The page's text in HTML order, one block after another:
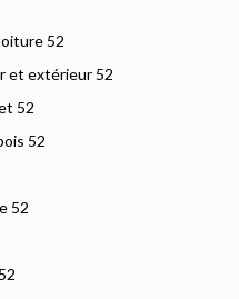
52
et extérieur 52
52
52
52